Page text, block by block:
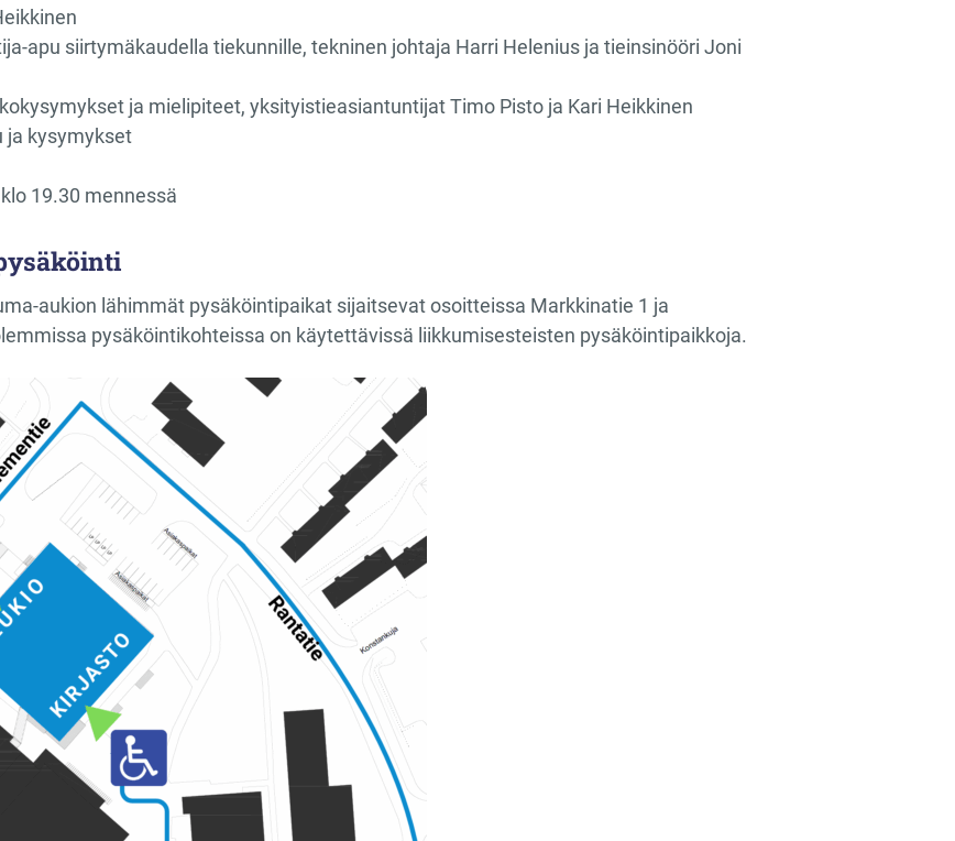
apu siirtymäkaudella tiekunnille, tekninen johtaja Harri Helenius ja tieinsinööri Joni
ja mielipiteet, yksityistieasiantuntijat Timo Pisto ja Kari Heikkinen
ja kysymykset
19.30 mennessä
aukion lähimmät pysäköintipaikat sijaitsevat osoitteissa Markkinatie 1 ja
pysäköintikohteissa on käytettävissä liikkumisesteisten pysäköintipaikkoja.